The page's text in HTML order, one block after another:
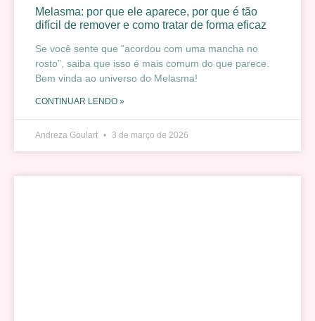
Melasma: por que ele aparece, por que é tão
difícil de remover e como tratar de forma eficaz
Se você sente que “acordou com uma mancha no
rosto”, saiba que isso é mais comum do que parece.
Bem vinda ao universo do Melasma!
CONTINUAR LENDO »
Andreza Goulart 3 de março de 2026